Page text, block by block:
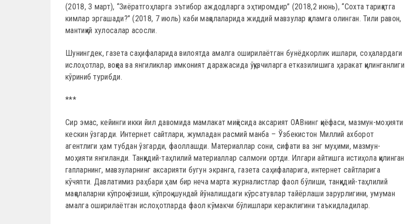
(2018, 3 март), “Зиёратгоҳларга эътибор аждодларга эҳтиромдир” (2018,2 июнь), “Сохта тариқатга
кимлар эргашади?” (2018, 7 июль) каби мақолаларида жиддий мавзулар қаламга олинган. Тили равон,
мантиқий хулосалар асосли.
Шунингдек, газета саҳифаларида вилоятда амалга оширилаётган бунёдкорлик ишлари, соҳалардаги
ислоҳотлар, воқеа ва янгиликлар имконият даражасида ўқувчиларга етказилишига ҳаракат қилинганлиги
кўриниб турибди.
***
Сир эмас, кейинги икки йил давомида мамлакат миқёсида аксарият ОАВнинг қиёфаси, мазмун-моҳияти
кескин ўзгарди. Интернет сайтлари, жумладан расмий манба – Ўзбекистон Миллий ахборот
агентлиги ҳам тубдан ўзгарди, фаоллашди. Материаллар сони, сифати ва энг муҳими, мазмун-
моҳияти янгиланди. Танқидий-таҳлилий материаллар салмоғи ортди. Илгари айтишга истиҳола қилинган
гапларнинг, мавзуларнинг аксарияти бугун экранга, газета саҳифаларига, интернет сайтларига
кўчяпти. Давлатимиз раҳбари ҳам бир неча марта журналистлар фаол бўлиши, танқидий-таҳлилий
мақолаларни кўпроқ ёзиши, кўпроқ шундай йўналишдаги кўрсатувлар тайёрлаши зарурлигини, умуман
амалга оширилаётган ислоҳотларда фаол кўмакчи бўлишлари кераклигини таъкидладилар.